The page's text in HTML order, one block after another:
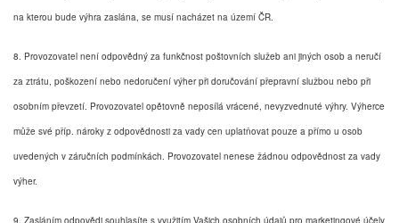
na kterou bude výhra zaslána, se musí nacházet na území ČR.
8. Provozovatel není odpovědný za funkčnost poštovních služeb ani jiných osob a neručí
za ztrátu, poškození nebo nedoručení výher při doručování přepravní službou nebo při
osobním převzetí. Provozovatel opětovně neposílá vrácené, nevyzvednuté výhry. Výherce
může své příp. nároky z odpovědnosti za vady cen uplatňovat pouze a přímo u osob
uvedených v záručních podmínkách. Provozovatel nenese žádnou odpovědnost za vady
výher.